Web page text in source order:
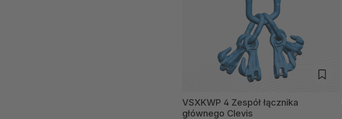
VSXKWP 4 Zespół łącznika
głównego Clevis